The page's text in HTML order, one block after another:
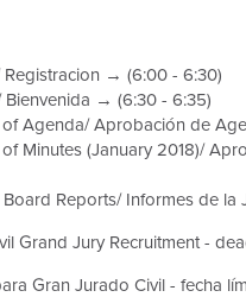
Registracion → (6:00 - 6:30)
Bienvenida → (6:30 - 6:35)
Agenda/Aprobación de
Minutes (January 2018)/
Board Reports/Informes de la
Grand Jury Recruitment -
Gran Jurado Civil - fecha